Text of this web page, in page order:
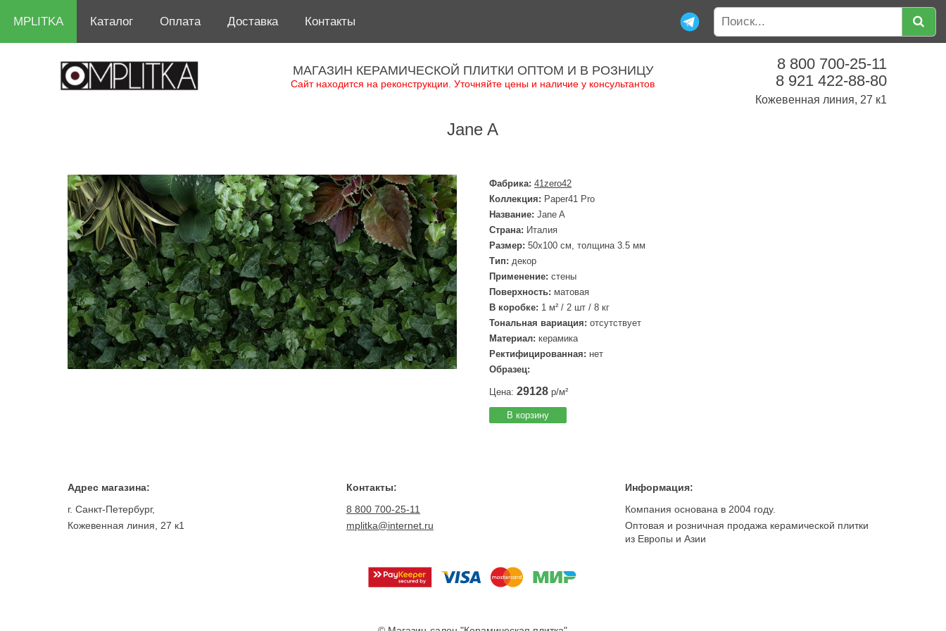
MPLITKA Каталог Оплата Доставка Контакты
МАГАЗИН КЕРАМИЧЕСКОЙ ПЛИТКИ ОПТОМ И В РОЗНИЦУ
Сайт находится на реконструкции. Уточняйте цены и наличие у консультантов
8 800 700-25-11
8 921 422-88-80
Кожевенная линия, 27 к1
Jane A
Фабрика: 41zero42
Коллекция: Paper41 Pro
Название: Jane A
Страна: Италия
Размер: 50x100 см, толщина 3.5 мм
Тип: декор
Применение: стены
Поверхность: матовая
В коробке: 1 м² / 2 шт / 8 кг
Тональная вариация: отсутствует
Материал: керамика
Ректифицированная: нет
Образец:
Цена:29128р/м²
В корзину
Адрес магазина:
г. Санкт-Петербург,
Кожевенная линия, 27 к1
Контакты:
8 800 700-25-11
mplitka@internet.ru
Информация:
Компания основана в 2004 году.
Оптовая и розничная продажа керамической плитки
из Европы и Азии